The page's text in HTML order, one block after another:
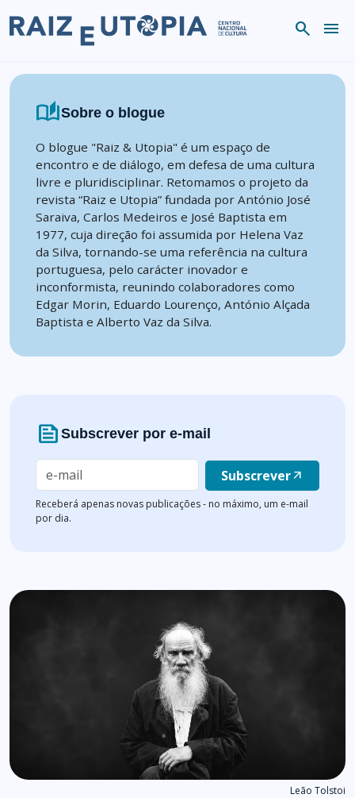
search menu
auto_storiesSobre o blogue
O blogue "Raiz & Utopia" é um espaço de
encontro e de diálogo, em defesa de uma cultura
livre e pluridisciplinar. Retomamos o projeto da
revista “Raiz e Utopia” fundada por António José
Saraiva, Carlos Medeiros e José Baptista em
1977, cuja direção foi assumida por Helena Vaz
da Silva, tornando-se uma referência na cultura
portuguesa, pelo carácter inovador e
inconformista, reunindo colaboradores como
Edgar Morin, Eduardo Lourenço, António Alçada
Baptista e Alberto Vaz da Silva.
news Subscrever por e-mail
Subscreverarrow_outward
Receberá apenas novas publicações - no máximo, um e-mail
por dia.
Lista de artigos
Leão Tolstoi